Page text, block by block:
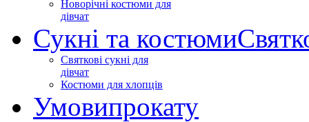
Новорічні костюми для
дівчат
Сукні та костюми
Святкові сукні для
дівчат
Костюми для хлопців
Умовипрокату